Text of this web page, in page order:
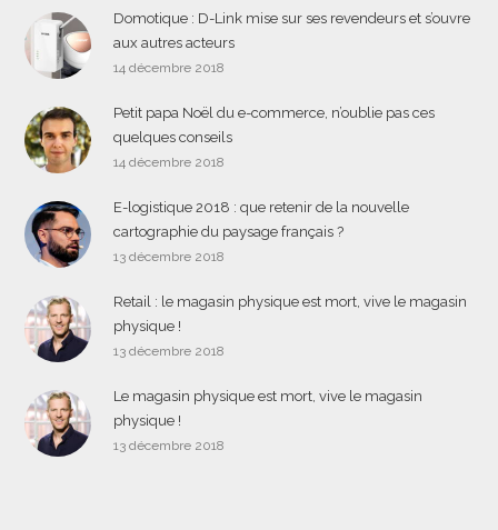
Domotique : D-Link mise sur ses revendeurs et s’ouvre
aux autres acteurs
14 décembre 2018
Petit papa Noël du e-commerce, n’oublie pas ces
quelques conseils
14 décembre 2018
E-logistique 2018 : que retenir de la nouvelle
cartographie du paysage français ?
13 décembre 2018
Retail : le magasin physique est mort, vive le magasin
physique !
13 décembre 2018
Le magasin physique est mort, vive le magasin
physique !
13 décembre 2018